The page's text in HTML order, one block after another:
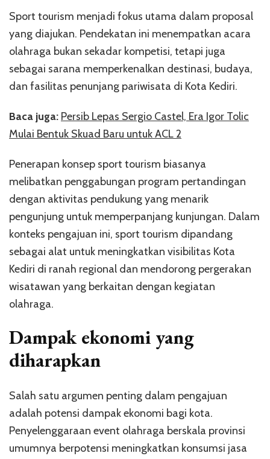
Sport tourism menjadi fokus utama dalam proposal
yang diajukan. Pendekatan ini menempatkan acara
olahraga bukan sekadar kompetisi, tetapi juga
sebagai sarana memperkenalkan destinasi, budaya,
dan fasilitas penunjang pariwisata di Kota Kediri.
Baca juga: Persib Lepas Sergio Castel, Era Igor Tolic
Mulai Bentuk Skuad Baru untuk ACL 2
Penerapan konsep sport tourism biasanya
melibatkan penggabungan program pertandingan
dengan aktivitas pendukung yang menarik
pengunjung untuk memperpanjang kunjungan. Dalam
konteks pengajuan ini, sport tourism dipandang
sebagai alat untuk meningkatkan visibilitas Kota
Kediri di ranah regional dan mendorong pergerakan
wisatawan yang berkaitan dengan kegiatan
olahraga.
Dampak ekonomi yang
diharapkan
Salah satu argumen penting dalam pengajuan
adalah potensi dampak ekonomi bagi kota.
Penyelenggaraan event olahraga berskala provinsi
umumnya berpotensi meningkatkan konsumsi jasa